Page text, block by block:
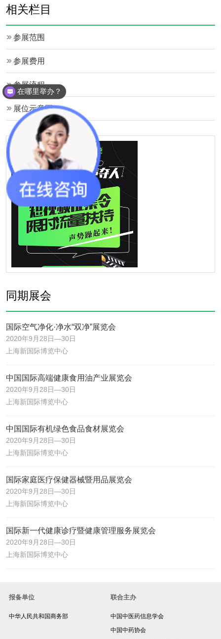
相关栏目
参展范围
参展费用
参展流程
展位示意图
同期展会
国际空气净化·净水“双净”展览会
2020年9月28日—30日
上海新国际博览中心
中国国际高端健康食用油产业展览会
2020年9月28日—30日
上海新国际博览中心
中国国际有机绿色食品食材展览会
2020年9月28日—30日
上海新国际博览中心
国际家庭医疗保健器械暨用品展览会
2020年9月28日—30日
上海新国际博览中心
国际新一代健康诊疗暨健康管理服务展览会
2020年9月28日—30日
上海新国际博览中心
报备单位
中华人民共和国商务部
联合主办
中国中医药信息学会
中国中药协会
在哪里举办？